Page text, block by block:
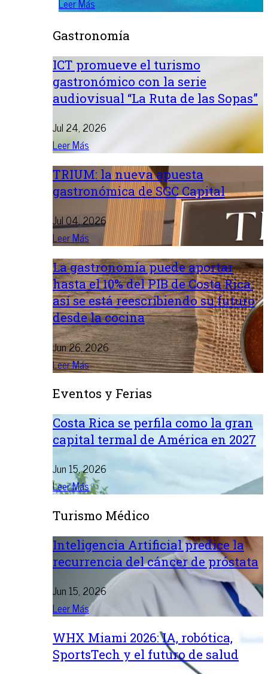
Gastronomía
ICT promueve el turismo
gastronómico con la serie
audiovisual “La Ruta de las Sopas”
Jul 24, 2026
Leer Más
TRIUM: la nueva apuesta
gastronómica de SGC Capital
Jul 04, 2026
Leer Más
La gastronomía puede aportar
hasta el 10% del PIB de Costa Rica:
así se está reescribiendo su futuro
desde la cocina
Jun 26, 2026
Leer Más
Eventos y Ferias
Costa Rica se perfila como la gran
capital termal de América en 2027
Jun 15, 2026
Leer Más
Turismo Médico
Inteligencia Artificial predice la
recurrencia del cáncer de próstata
Jun 15, 2026
Leer Más
WHX Miami 2026: IA, robótica,
SportsTech y el futuro de salud